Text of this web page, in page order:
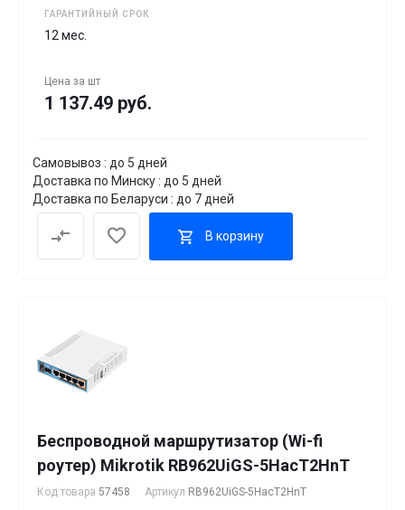
ГАРАНТИЙНЫЙ СРОК
12 мес.
Цена за шт
1 137.49 руб.
Самовывоз : до 5 дней
Доставка по Минску : до 5 дней
Доставка по Беларуси : до 7 дней
В корзину
Беспроводной маршрутизатор (Wi-fi
роутер) Mikrotik RB962UiGS-5HacT2HnT
Код товара 57458 Артикул RB962UiGS-5HacT2HnT